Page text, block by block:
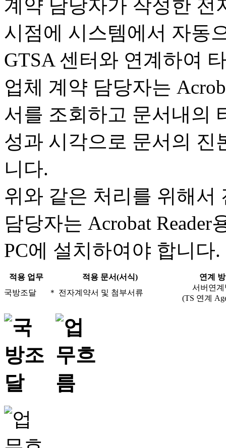
계약 담당자가 작성한 전
시점에 시스템에서 자동
GTSA 센터와 연계하여
업체 계약 담당자는
서를 조회하고 문서내의
성과 시각으로 문서의 진
니다.
위와 같은 처리를 위해서
담당자는 Acrobat
PC에 설치하여야 합니다.
적용 업무 적용 문서(서식)
연계
국방조달
＊ 전자계약서 및 첨부서류
서버연계
(TS 연계